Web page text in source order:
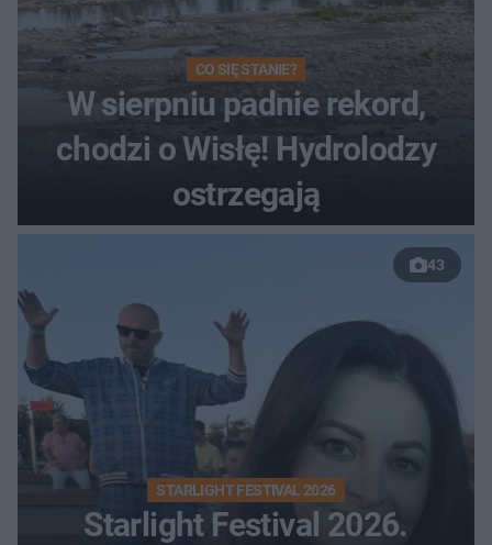
CO SIĘ STANIE?
W sierpniu padnie rekord,
chodzi o Wisłę! Hydrolodzy
ostrzegają
43
STARLIGHT FESTIVAL 2026
Starlight Festival 2026.